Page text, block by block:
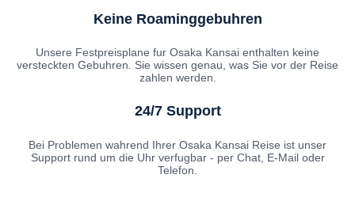
Keine Roaminggebuhren
Unsere Festpreisplane fur Osaka Kansai enthalten keine
versteckten Gebuhren. Sie wissen genau, was Sie vor der Reise
zahlen werden.
24/7 Support
Bei Problemen wahrend Ihrer Osaka Kansai Reise ist unser
Support rund um die Uhr verfugbar - per Chat, E-Mail oder
Telefon.